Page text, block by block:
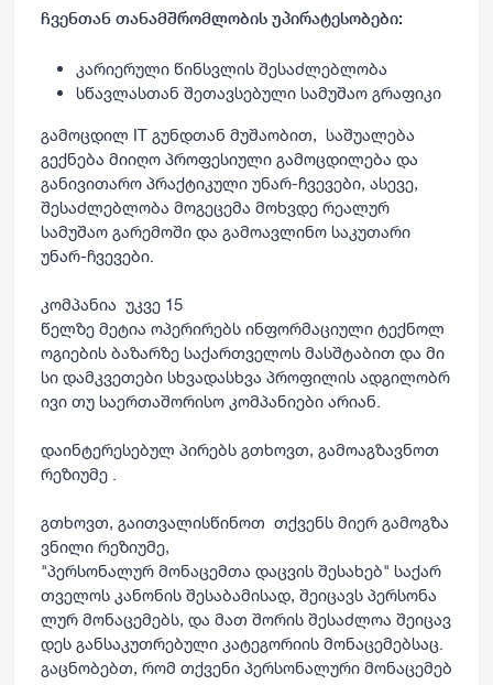
ჩვენთან თანამშრომლობის უპირატესობები:
კარიერული წინსვლის შესაძლებლობა
სწავლასთან შეთავსებული სამუშაო გრაფიკი
გამოცდილ IT გუნდთან მუშაობით, საშუალება
გექნება მიიღო პროფესიული გამოცდილება და
განივითარო პრაქტიკული უნარ-ჩვევები, ასევე,
შესაძლებლობა მოგეცემა მოხვდე რეალურ
სამუშაო გარემოში და გამოავლინო საკუთარი
უნარ-ჩვევები.
კომპანია უკვე 15
წელზე მეტია ოპერირებს ინფორმაციული ტექნოლ
ოგიების ბაზარზე საქართველოს მასშტაბით და მი
სი დამკვეთები სხვადასხვა პროფილის ადგილობრ
ივი თუ საერთაშორისო კომპანიები არიან.
დაინტერესებულ პირებს გთხოვთ, გამოაგზავნოთ
რეზიუმე .
გთხოვთ, გაითვალისწინოთ თქვენს მიერ გამოგზა
ვნილი რეზიუმე,
"პერსონალურ მონაცემთა დაცვის შესახებ" საქარ
თველოს კანონის შესაბამისად, შეიცავს პერსონა
ლურ მონაცემებს, და მათ შორის შესაძლოა შეიცავ
დეს განსაკუთრებული კატეგორიის მონაცემებსაც.
გაცნობებთ, რომ თქვენი პერსონალური მონაცემებ